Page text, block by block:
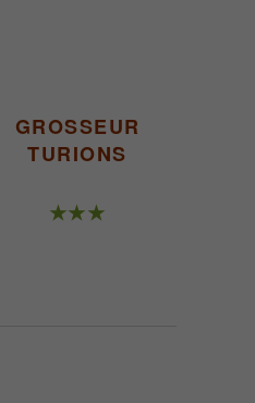
GROSSEUR
TURIONS
★★★